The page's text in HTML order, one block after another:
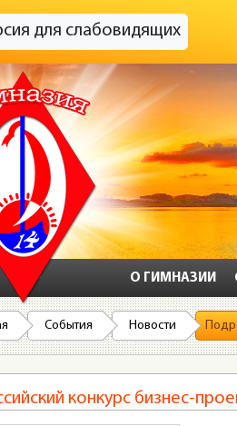
для слабовидящих
О ГИМНАЗИИ
События Новости
конкурс бизнес-